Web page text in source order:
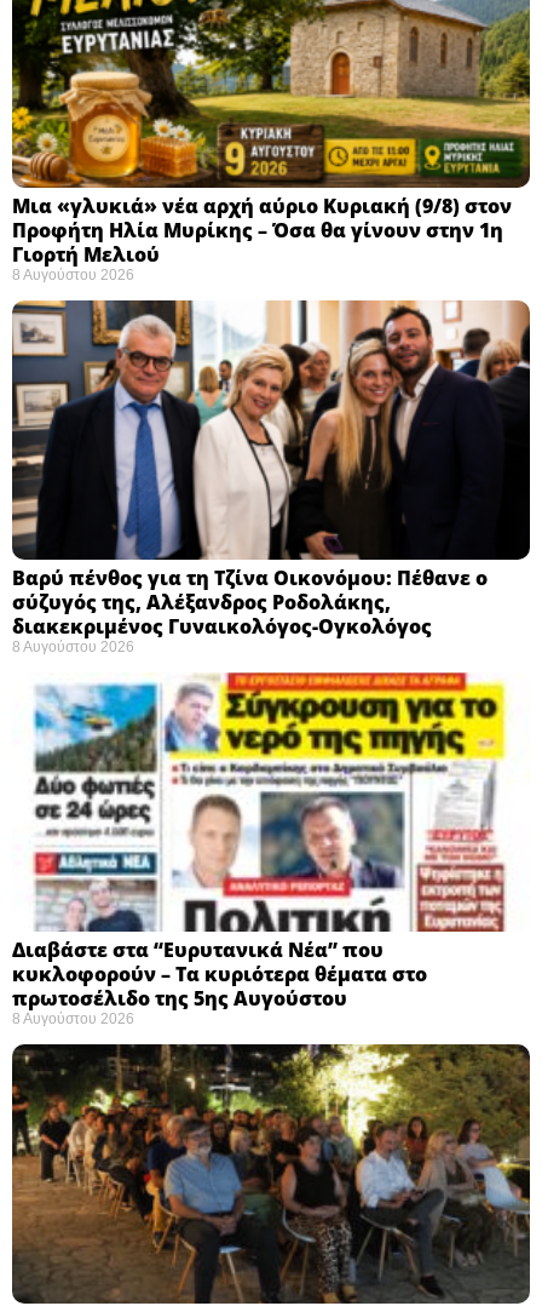
Μια «γλυκιά» νέα αρχή αύριο Κυριακή (9/8) στον
Προφήτη Ηλία Μυρίκης – Όσα θα γίνουν στην 1η
Γιορτή Μελιού
8 Αυγούστου 2026
Βαρύ πένθος για τη Τζίνα Οικονόμου: Πέθανε ο
σύζυγός της, Αλέξανδρος Ροδολάκης,
διακεκριμένος Γυναικολόγος-Ογκολόγος
8 Αυγούστου 2026
Διαβάστε στα “Ευρυτανικά Νέα” που
κυκλοφορούν – Τα κυριότερα θέματα στο
πρωτοσέλιδο της 5ης Αυγούστου
8 Αυγούστου 2026